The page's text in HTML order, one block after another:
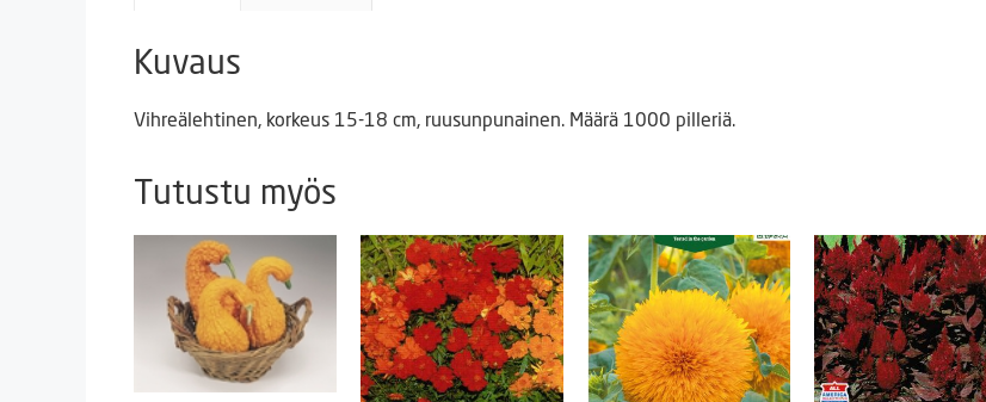
Kuvaus
Vihreälehtinen, korkeus 15-18 cm, ruusunpunainen. Määrä 1000 pilleriä.
Tutustu myös